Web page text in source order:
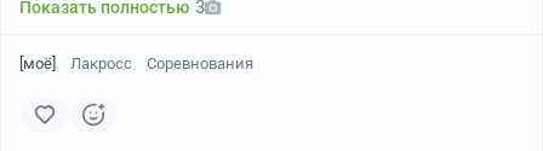
Показать полностью 3
[моё] Лакросс Соревнования